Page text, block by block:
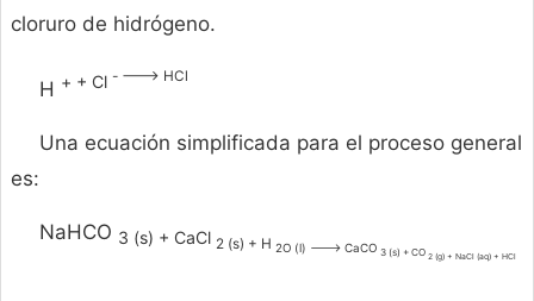
cloruro de hidrógeno.
H + + Cl - ---> HCl
Una ecuación simplificada para el proceso general
es:
NaHCO 3 (s) + CaCl 2 (s) + H 2O (l) ---> CaCO 3 (s) + CO 2 (g) + NaCl (aq) + HCl